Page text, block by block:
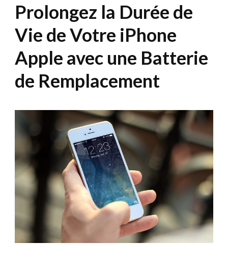
Prolongez la Durée de
Vie de Votre iPhone
Apple avec une Batterie
de Remplacement